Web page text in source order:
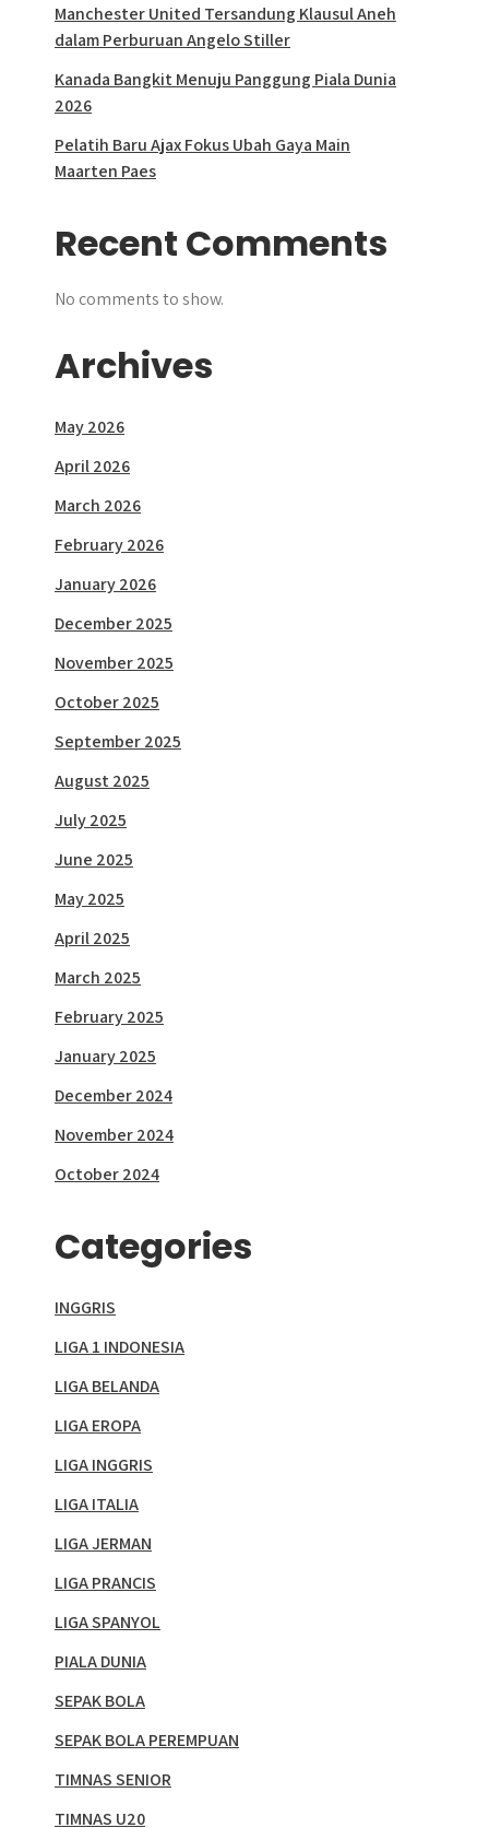
Manchester United Tersandung Klausul Aneh
dalam Perburuan Angelo Stiller
Kanada Bangkit Menuju Panggung Piala Dunia
2026
Pelatih Baru Ajax Fokus Ubah Gaya Main
Maarten Paes
Recent Comments
No comments to show.
Archives
May 2026
April 2026
March 2026
February 2026
January 2026
December 2025
November 2025
October 2025
September 2025
August 2025
July 2025
June 2025
May 2025
April 2025
March 2025
February 2025
January 2025
December 2024
November 2024
October 2024
Categories
INGGRIS
LIGA 1 INDONESIA
LIGA BELANDA
LIGA EROPA
LIGA INGGRIS
LIGA ITALIA
LIGA JERMAN
LIGA PRANCIS
LIGA SPANYOL
PIALA DUNIA
SEPAK BOLA
SEPAK BOLA PEREMPUAN
TIMNAS SENIOR
TIMNAS U20